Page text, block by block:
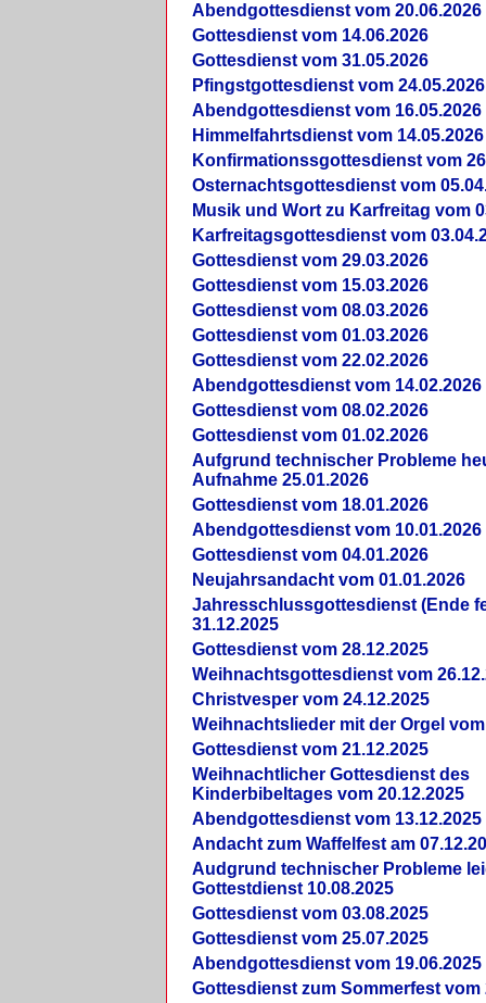
Abendgottesdienst vom 20.06.2026
Gottesdienst vom 14.06.2026
Gottesdienst vom 31.05.2026
Pfingstgottesdienst vom 24.05.2026
Abendgottesdienst vom 16.05.2026
Himmelfahrtsdienst vom 14.05.2026
Konfirmationssgottesdienst vom
Osternachtsgottesdienst vom
Musik und Wort zu Karfreitag vom
Karfreitagsgottesdienst vom
Gottesdienst vom 29.03.2026
Gottesdienst vom 15.03.2026
Gottesdienst vom 08.03.2026
Gottesdienst vom 01.03.2026
Gottesdienst vom 22.02.2026
Abendgottesdienst vom 14.02.2026
Gottesdienst vom 08.02.2026
Gottesdienst vom 01.02.2026
Aufgrund technischer Probleme
Aufnahme 25.01.2026
Gottesdienst vom 18.01.2026
Abendgottesdienst vom 10.01.2026
Gottesdienst vom 04.01.2026
Neujahrsandacht vom 01.01.2026
Jahresschlussgottesdienst (Ende
31.12.2025
Gottesdienst vom 28.12.2025
Weihnachtsgottesdienst vom
Christvesper vom 24.12.2025
Weihnachtslieder mit der Orgel vom
Gottesdienst vom 21.12.2025
Weihnachtlicher Gottesdienst des
Kinderbibeltages vom 20.12.2025
Abendgottesdienst vom 13.12.2025
Andacht zum Waffelfest am
Audgrund technischer Probleme
Gottestdienst 10.08.2025
Gottesdienst vom 03.08.2025
Gottesdienst vom 25.07.2025
Abendgottesdienst vom 19.06.2025
Gottesdienst zum Sommerfest vom